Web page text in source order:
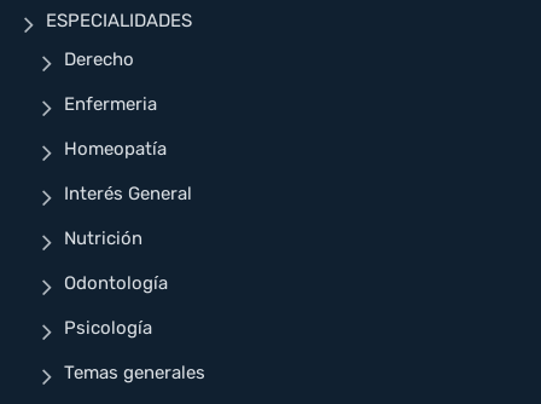
ESPECIALIDADES
Derecho
Enfermeria
Homeopatía
Interés General
Nutrición
Odontología
Psicología
Temas generales